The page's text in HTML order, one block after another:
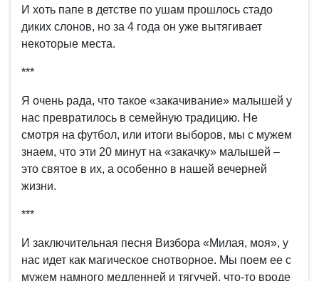
И хоть папе в детстве по ушам прошлось стадо
диких слонов, но за 4 года он уже вытягивает
некоторые места.
***
Я очень рада, что такое «закачивание» малышей у
нас превратилось в семейную традицию. Не
смотря на футбол, или итоги выборов, мы с мужем
знаем, что эти 20 минут на «закачку» малышей –
это святое в их, а особенно в нашей вечерней
жизни.
***
И заключительная песня Визбора «Милая, моя», у
нас идет как магическое снотворное. Мы поем ее с
мужем намного медленней и тягучей, что-то вроде